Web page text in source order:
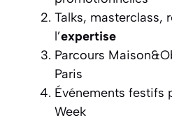
Talks, masterclass,
l’expertise
Parcours
Paris
Événements festifs
Week